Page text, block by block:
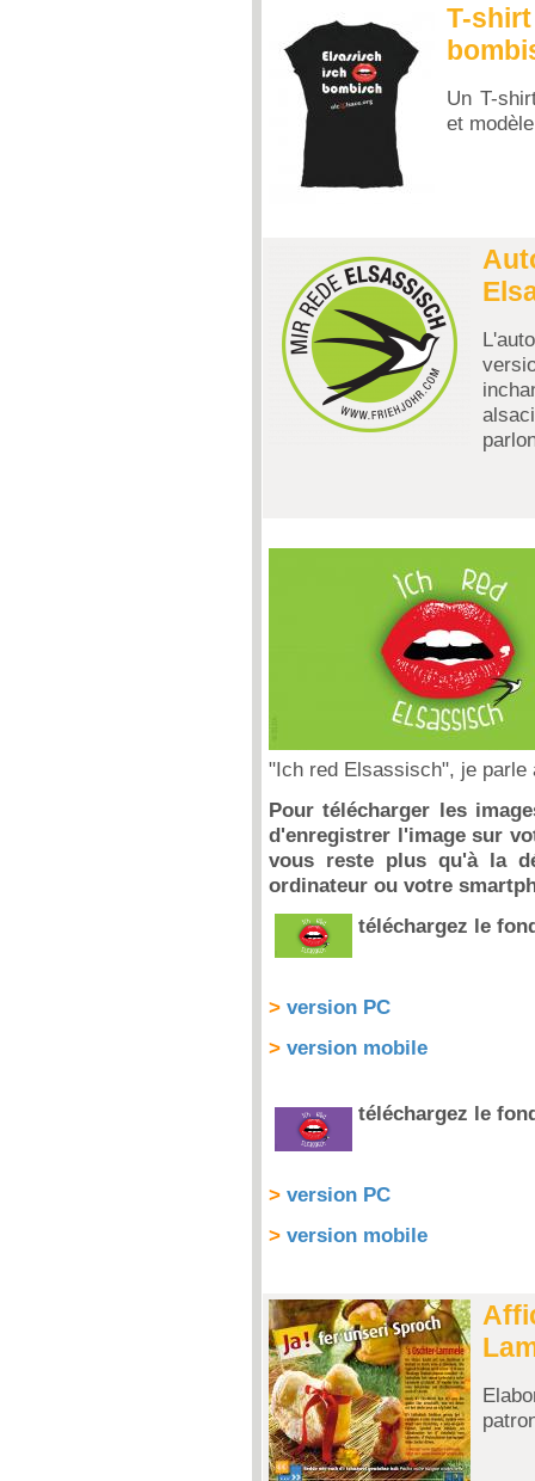
T-
Un T-
et
"Ich red Elsassisch", je parle
Pour télécharger les
d'enregistrer l'image sur
vous reste plus qu'à la
ordinateur ou votre
téléchargez le
> version PC
> version mobile
téléchargez le
> version PC
> version mobile